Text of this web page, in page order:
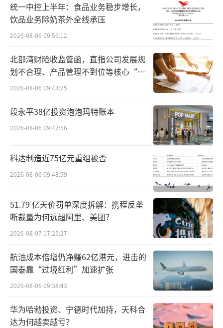
2021年浙江健新原力制药连续完成两期A
轮融资，总金额高达10亿元，是当之无愧的明
星企业。
但如今企业经营反转，天眼查信息显示，
浙江健新原力制药已叠加“被执行人、限制高
签。
浙江健新原力制药名下部分土地使用权以
及19处房屋建筑物、4项构筑物、1561台机器
设备等均被拍卖，连同拍卖的还有安博原力生
物制药（杭州）名下的8项公用设施设备，包括
INDIGO项目BMS&EMS系统、INDIGO项目机电
统一中控上半年：食品业务稳步增长，
饮品业务除奶茶外全线承压
2026-08-06 09:56:12
北部湾财险收监管函，直指公司发展规
划不合理、产品管理不到位等核心“痛
点”
2026-08-06 09:43:25
段永平38亿投资泡泡玛特账本
2026-08-06 09:42:56
科达制造近75亿元重组被否
2026-08-06 09:48:59
51.79 亿天价罚单深度拆解：携程反垄
断裁量为何远超阿里、美团？
2026-08-07 17:25:27
航油成本倍增仍净赚62亿港元，进击的
国泰靠“过境红利”加速扩张
2026-08-06 09:38:43
华为哈勃投资、宁德时代加持，天科合
达为何越卖越亏？